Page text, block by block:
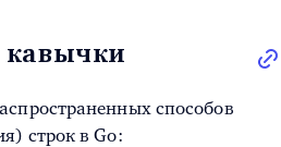
кавычки
способов
строк в Go: